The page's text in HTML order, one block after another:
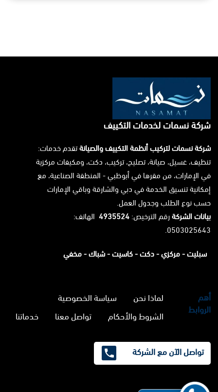
شركة نسمات لخدمات التكييف
شركة نسمات لتركيب أنظمة التكييف والصيانةتقدم خدمات:
تنظيف، غسيل، صيانة، تصليح، تركيب، دكت، ومكيفات مركزية
في الإمارات، من مقرها في أبوظبي - المنطقة الصناعية، مع
إمكانية تنسيق الخدمة في دبي والشارقة وباقي الإمارات
حسب نوع الطلب وجدول العمل.
بيانات الشركةرقم الترخيص: 4935524 الهاتف:
0503025643.
سبليت -مركزي -دكت -كاسيت -شباك -مخفي
أهم
الروابط
لماذا نحن
سياسة الخصوصية
الشروط والأحكام
تواصل معنا خدماتنا
تواصل الآن مع الشركة